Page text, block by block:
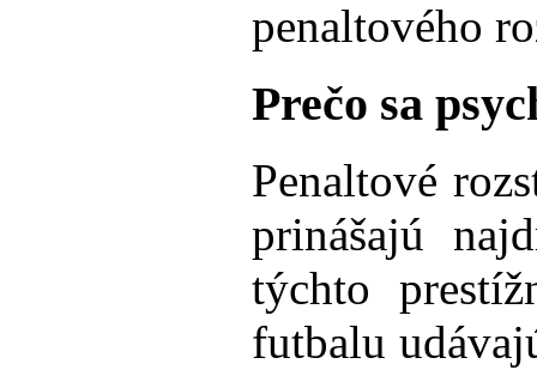
penaltového
Prečo sa
Penaltové
prinášajú
týchto
futbalu